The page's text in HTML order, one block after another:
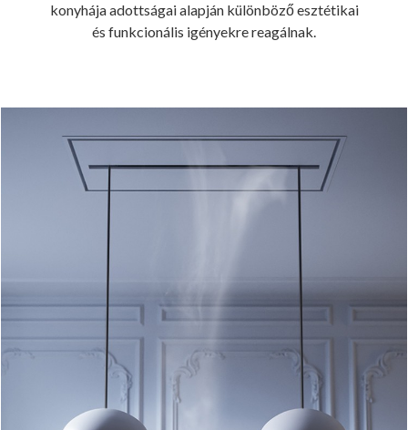
konyhája adottságai alapján különböző esztétikai
és funkcionális igényekre reagálnak.
Argentina